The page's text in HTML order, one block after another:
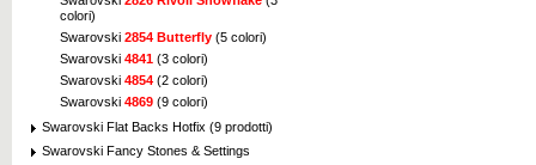
colori)
Swarovski 2854 Butterfly (5 colori)
Swarovski 4841 (3 colori)
Swarovski 4854 (2 colori)
Swarovski 4869 (9 colori)
Swarovski Flat Backs Hotfix (9 prodotti)
Swarovski Fancy Stones & Settings